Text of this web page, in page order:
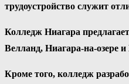
трудоустройство служит
Колледж Ниагара
Велланд, Ниагара-на-озере
Кроме того, колледж